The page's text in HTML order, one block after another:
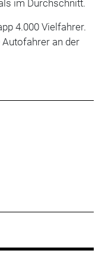
im Durchschnitt.
4.000 Vielfahrer.
Autofahrer an der